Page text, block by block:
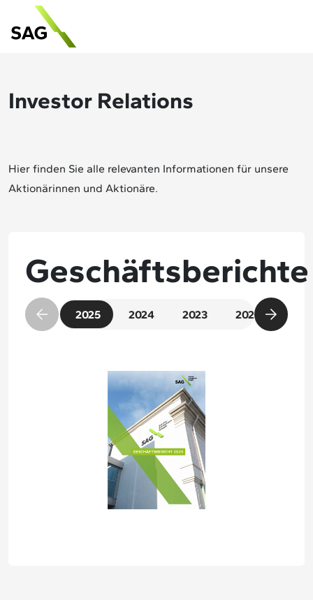
Investor Relations
Hier finden Sie alle relevanten Informationen für unsere
Aktionärinnen und Aktionäre.
Geschäftsberichte
2025 2024 2023 2022